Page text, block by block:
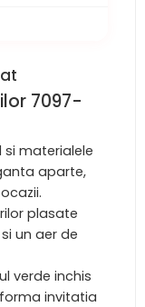
7097-
si materialele
aparte,
plasate
un aer de
verde inchis
invitatia